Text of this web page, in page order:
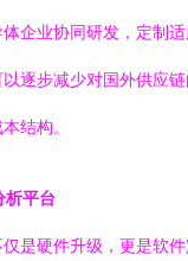
企业协同研发，定制
逐步减少对国外供应
结构。
析平台
是硬件升级，更是软